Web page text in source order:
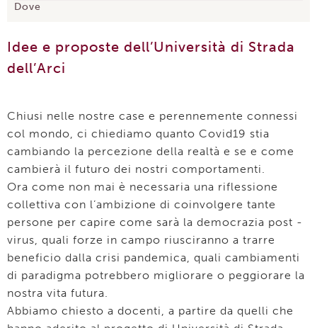
Dove
Idee e proposte dell’Università di Strada
dell’Arci
Chiusi nelle nostre case e perennemente connessi
col mondo, ci chiediamo quanto Covid19 stia
cambiando la percezione della realtà e se e come
cambierà il futuro dei nostri comportamenti.
Ora come non mai è necessaria una riflessione
collettiva con l’ambizione di coinvolgere tante
persone per capire come sarà la democrazia post -
virus, quali forze in campo riusciranno a trarre
beneficio dalla crisi pandemica, quali cambiamenti
di paradigma potrebbero migliorare o peggiorare la
nostra vita futura.
Abbiamo chiesto a docenti, a partire da quelli che